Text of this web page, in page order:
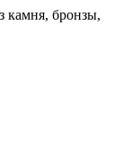
камня, бронзы,